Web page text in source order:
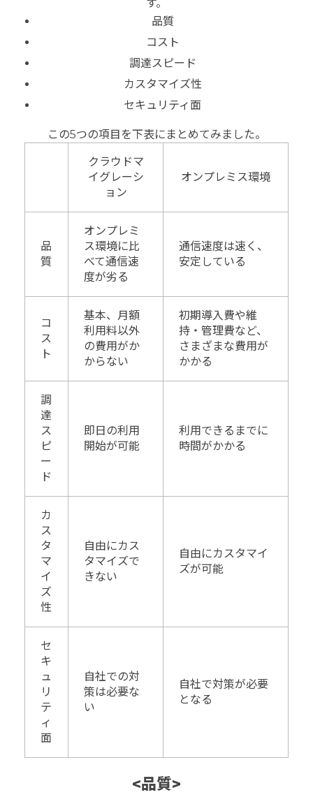
す。
品質
コスト
調達スピード
カスタマイズ性
セキュリティ面
この5つの項目を下表にまとめてみました。
クラウドマ
イグレーシ
ョン
オンプレミス環境
品
質
オンプレミ
ス環境に比
べて通信速
度が劣る
通信速度は速く、
安定している
コ
ス
ト
基本、月額
利用料以外
の費用がか
からない
初期導入費や維
持・管理費など、
さまざまな費用が
かかる
調
達
ス
ピ
ー
ド
即日の利用
開始が可能
利用できるまでに
時間がかかる
カ
ス
タ
マ
イ
ズ
性
自由にカス
タマイズで
きない
自由にカスタマイ
ズが可能
セ
キ
ュ
リ
テ
ィ
面
自社での対
策は必要な
い
自社で対策が必要
となる
<品質>